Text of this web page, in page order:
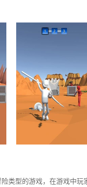
类型的游戏，在游戏中